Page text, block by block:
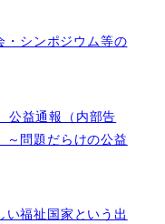
シンポジウム等の
益通報（内部告
問題だらけの公益
い福祉国家という出